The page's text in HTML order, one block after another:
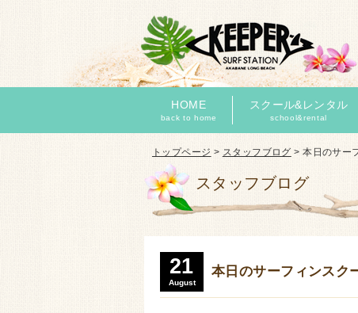
HOME
back to home
スクール&レンタル
school&rental
トップページ > スタッフブログ >本日のサー
スタッフブログ
21
August
本日のサーフィンスク